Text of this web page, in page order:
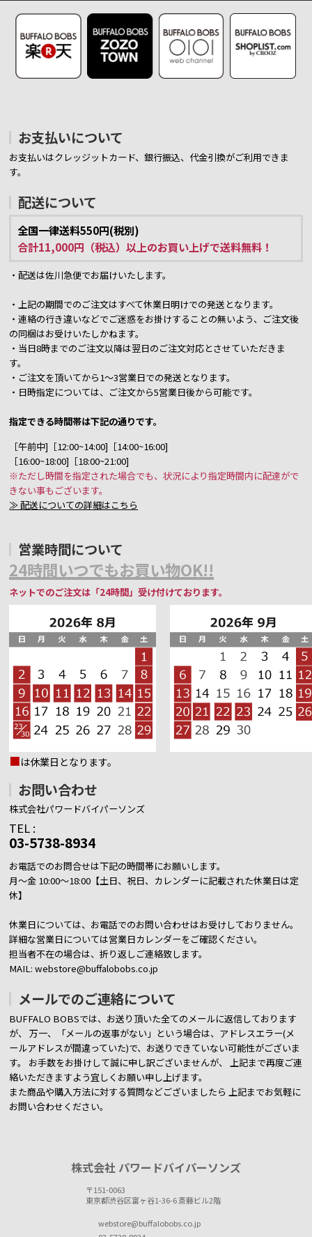
お支払いについて
お支払いはクレッジットカード、銀行振込、代金引換がご利用できま
す。
配送について
全国一律送料550円(税別)
合計11,000円（税込）以上のお買い上げで送料無料！
・配送は佐川急便でお届けいたします。
・上記の期間でのご注文はすべて休業日明けでの発送となります。
・連絡の行き違いなどでご迷惑をお掛けすることの無いよう、ご注文後
の同梱はお受けいたしかねます。
・当日8時までのご注文以降は翌日のご注文対応とさせていただきま
す。
・ご注文を頂いてから1～3営業日での発送となります。
・日時指定については、ご注文から5営業日後から可能です。
指定できる時間帯は下記の通りです。
［午前中]［12:00~14:00]［14:00~16:00]
［16:00~18:00]［18:00~21:00]
※ただし時間を指定された場合でも、状況により指定時間内に配達がで
きない事もございます。
≫ 配送についての詳細はこちら
営業時間について
24時間いつでもお買い物OK!!
ネットでのご注文は「24時間」受け付けております。
■は休業日となります。
お問い合わせ
株式会社パワードバイパーソンズ
TEL :
03-5738-8934
お電話でのお問合せは下記の時間帯にお願いします。
月～金 10:00～18:00【土日、祝日、カレンダーに記載された休業日は定
休】
休業日については、お電話でのお問い合わせはお受けしておりません。
詳細な営業日については営業日カレンダーをご確認ください。
担当者不在の場合は、折り返しご連絡致します。
MAIL: webstore@buffalobobs.co.jp
メールでのご連絡について
BUFFALO BOBSでは、お送り頂いた全てのメールに返信しております
が、
万一、「メールの返事がない」という場合は、アドレスエラー(メ
ールアドレスが間違っていた)で、お送りできていない可能性がございま
す。 お手数をお掛けして誠に申し訳ございませんが、 上記まで再度ご連
絡いただきますよう宜しくお願い申し上げます。
また商品や購入方法に対する質問などございましたら 上記までお気軽に
お問い合わせください。
株式会社 パワードバイパーソンズ
〒151-0063
東京都渋谷区富ヶ谷1-36-6 斎藤ビル2階
webstore@buffalobobs.co.jp